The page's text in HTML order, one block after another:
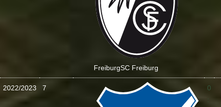
FreiburgSC Freiburg
2022/2023 7
0